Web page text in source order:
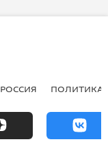
РОССИЯ ПОЛИТИКА